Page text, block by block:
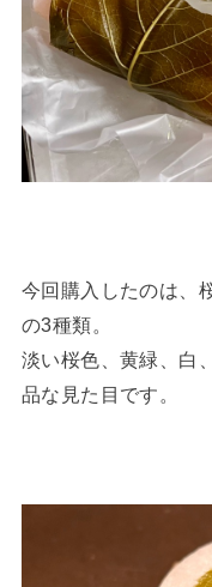
今回購入したのは、
の3種類。
淡い桜色、黄緑、白
品な見た目です。